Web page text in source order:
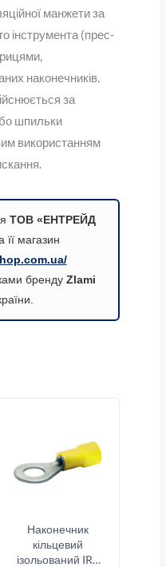
манжети за
інструмента (прес-
наконечників.
за
шпильки
використанням
ТОВ «ЕНТРЕЙД
її магазин
бренду Zlami
Наконечник
кільцевий
ізольований IRT